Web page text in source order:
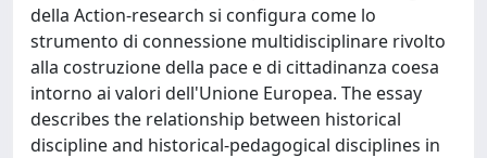
della Action-research si configura come lo
strumento di connessione multidisciplinare rivolto
alla costruzione della pace e di cittadinanza coesa
intorno ai valori dell'Unione Europea. The essay
describes the relationship between historical
discipline and historical-pedagogical disciplines in